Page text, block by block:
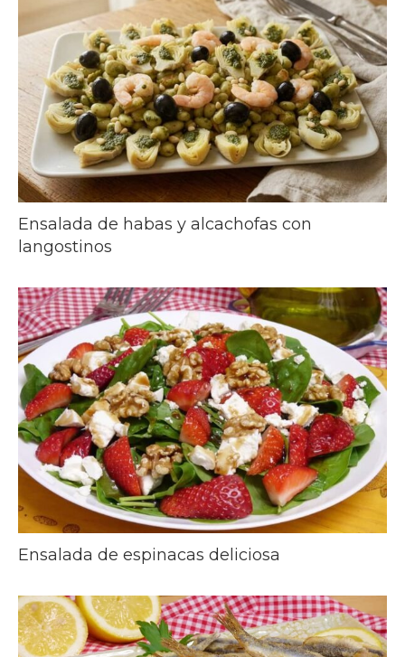
Ensalada de habas y alcachofas con
langostinos
Ensalada de espinacas deliciosa